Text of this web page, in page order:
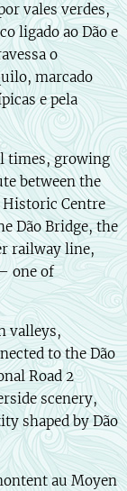
vales verdes,
ligado ao Dão e
o
marcado
e pela
times, growing
between the
Centre
Dão Bridge, the
railway line,
one of
valleys,
to the Dão
Road 2
scenery,
shaped by Dão
au Moyen